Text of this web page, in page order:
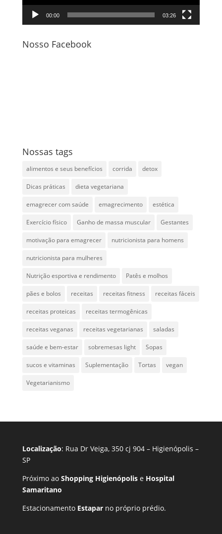
00:00 03:26
Nosso Facebook
Nossas tags
alimentos e seus benefícios corrida detox
Dicas práticas dieta vegetariana
emagrecer com saúde emagrecimento estética
Exercício físico Ganho de massa muscular Gestantes
motivação para emagrecer nutricionista para homens
nutricionista para mulheres
Nutrição esportiva e rendimento Patês e molhos
pães e bolos receitas receitas fitness receitas fáceis
receitas proteicas receitas termogênicas
receitas veganas receitas vegetarianas saladas
saúde e bem-estar sobremesas light Sopas
sucos e vitaminas Suplementação Tortas vegan
Vegetarianismo
Localização: Rua Dr Veiga, 350 cj 904 – Higienópolis –
SP
Próximo ao Shopping Higienópolise Hospital
Samaritano
Estacionamento Estaparno próprio prédio.